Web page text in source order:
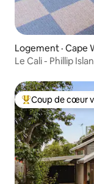
Logement · Cape
Le Cali - Phillip
Coup de cœur
Coup de cœur